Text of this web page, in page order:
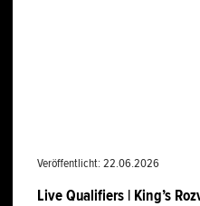
Veröffentlicht: 22.06.2026
Live Qualifiers | King’s